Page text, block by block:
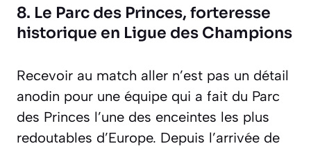
8. Le Parc des Princes, forteresse
historique en Ligue des Champions
Recevoir au match aller n’est pas un détail
anodin pour une équipe qui a fait du Parc
des Princes l’une des enceintes les plus
redoutables d’Europe. Depuis l’arrivée de